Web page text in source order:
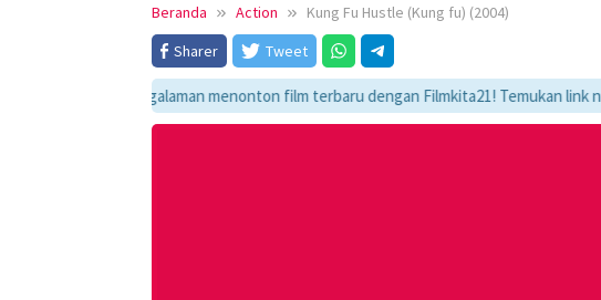
Beranda Action
Kung Fu Hustle (Kung fu) (2004)
Sharer
Tweet
pengalaman menonton film terbaru dengan Filmkita21! Temukan link nonton